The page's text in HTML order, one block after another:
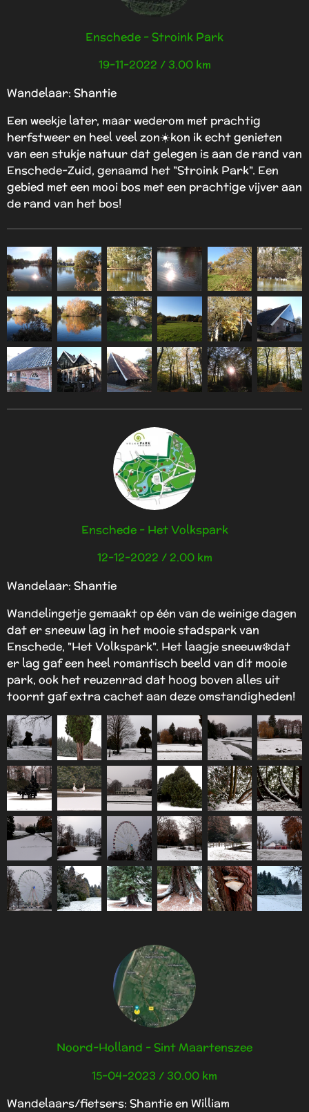
Enschede - Stroink Park
19-11-2022 / 3.00 km
Wandelaar: Shantie
Een weekje later, maar wederom met prachtig
herfstweer en heel veel zon☀️kon ik echt genieten
van een stukje natuur dat gelegen is aan de rand van
Enschede-Zuid, genaamd het "Stroink Park". Een
gebied met een mooi bos met een prachtige vijver aan
de rand van het bos!
Enschede - Het Volkspark
12-12-2022 / 2.00 km
Wandelaar: Shantie
Wandelingetje gemaakt op één van de weinige dagen
dat er sneeuw lag in het mooie stadspark van
Enschede, "Het Volkspark". Het laagje sneeuw❄️dat
er lag gaf een heel romantisch beeld van dit mooie
park, ook het reuzenrad dat hoog boven alles uit
toornt gaf extra cachet aan deze omstandigheden!
Noord-Holland - Sint Maartenszee
15-04-2023 / 30.00 km
Wandelaars/fietsers: Shantie en William